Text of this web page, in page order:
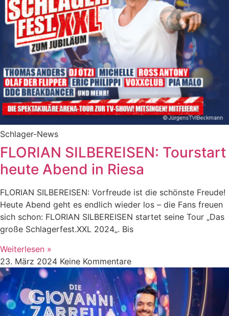
Schlager-News
FLORIAN SILBEREISEN: Tourstart
heute Abend in Riesa
FLORIAN SILBEREISEN: Vorfreude ist die schönste Freude!
Heute Abend geht es endlich wieder los – die Fans freuen
sich schon: FLORIAN SILBEREISEN startet seine Tour „Das
große Schlagerfest.XXL 2024„. Bis
Weiterlesen »
23. März 2024 Keine Kommentare